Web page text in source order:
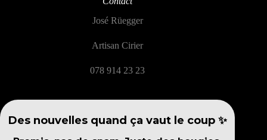
José Rüegger
Artisan Cirier
078 914 23 23
Des nouvelles quand ça vaut le coup ✨